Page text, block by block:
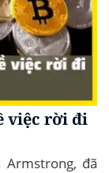
việc rời đi
Armstrong, đã